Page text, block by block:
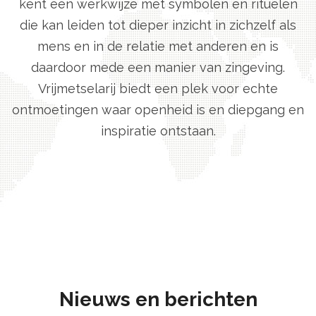
kent een werkwijze met symbolen en rituelen
die kan leiden tot dieper inzicht in zichzelf als
mens en in de relatie met anderen en is
daardoor mede een manier van zingeving.
Vrijmetselarij biedt een plek voor echte
ontmoetingen waar openheid is en diepgang en
inspiratie ontstaan.
Nieuws en berichten